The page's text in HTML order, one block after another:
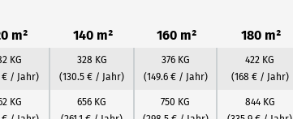
m² 140 m² 160 m² 180 m²
KG
€ / Jahr)
328 KG
(130.5 € / Jahr)
376 KG
(149.6 € / Jahr)
422 KG
(168 € / Jahr)
KG
656 KG
750 KG
844 KG